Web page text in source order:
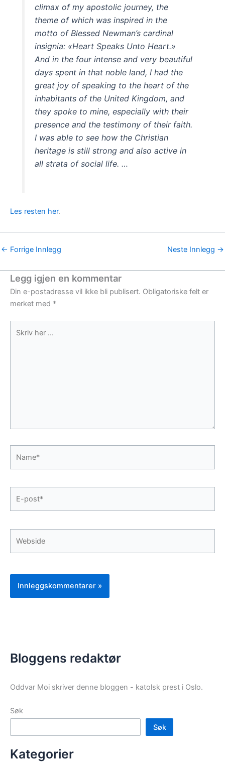
climax of my apostolic journey, the
theme of which was inspired in the
motto of Blessed Newman’s cardinal
insignia: «Heart Speaks Unto Heart.»
And in the four intense and very beautiful
days spent in that noble land, I had the
great joy of speaking to the heart of the
inhabitants of the United Kingdom, and
they spoke to mine, especially with their
presence and the testimony of their faith.
I was able to see how the Christian
heritage is still strong and also active in
all strata of social life. …
Les resten her.
← Forrige Innlegg Neste Innlegg →
Legg igjen en kommentar
Din e-postadresse vil ikke bli publisert. Obligatoriske felt er
merket med *
her
post*
Bloggens redaktør
Oddvar Moi skriver denne bloggen - katolsk prest i Oslo.
Søk
Søk
Kategorier